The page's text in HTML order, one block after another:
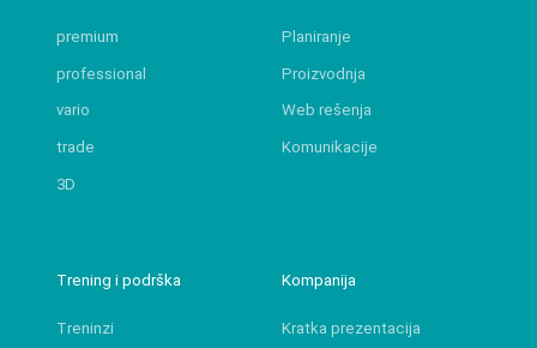
premium
professional
vario
trade
3D
Planiranje
Proizvodnja
Web rešenja
Komunikacije
Trening i podrška
Treninzi
Kompanija
Kratka prezentacija